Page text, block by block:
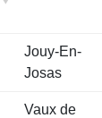
Jouy-En-
Josas
Vaux de